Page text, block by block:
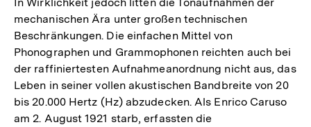
mechanischen Ära unter großen technischen
Beschränkungen. Die einfachen Mittel von
Phonographen und Grammophonen reichten auch bei
der raffiniertesten Aufnahmeanordnung nicht aus, das
Leben in seiner vollen akustischen Bandbreite von 20
bis 20.000 Hertz (Hz) abzudecken. Als Enrico Caruso
am 2. August 1921 starb, erfassten die